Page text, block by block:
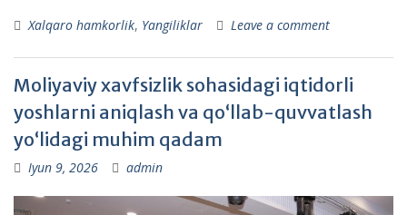
Xalqaro hamkorlik, Yangiliklar Leave a comment
Moliyaviy xavfsizlik sohasidagi iqtidorli
yoshlarni aniqlash va qo‘llab-quvvatlash
yo‘lidagi muhim qadam
Iyun 9, 2026 admin